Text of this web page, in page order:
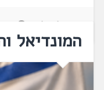
15/07/2026
המונדיאל